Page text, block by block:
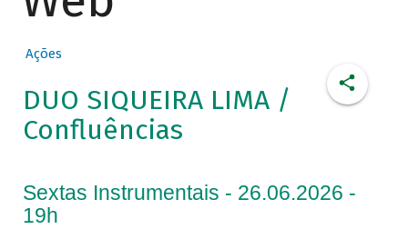
Ações
DUO SIQUEIRA LIMA /
Confluências
Sextas Instrumentais - 26.06.2026 -
19h